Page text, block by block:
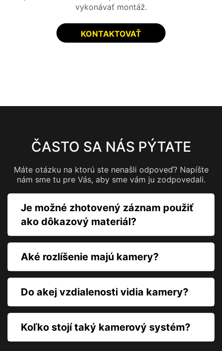
vykonávať montáž.
KONTAKTOVAŤ
ČASTO SA NÁS PÝTATE
Máte otázku na ktorú ste nenašli odpoveď? Napíšte
nám sme tu pre Vás, aby sme vám ju zodpovedali.
Je možné zhotovený záznam použiť
ako dôkazový materiál?
Aké rozlíšenie majú kamery?
Do akej vzdialenosti vidia kamery?
Koľko stojí taký kamerový systém?